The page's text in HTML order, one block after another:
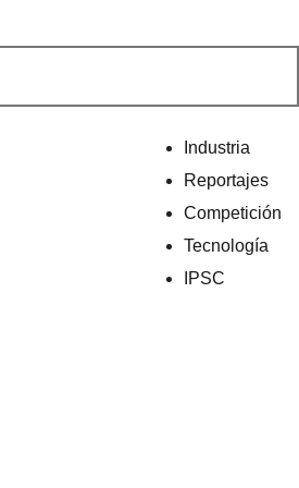
Industria
Reportajes
Competición
Tecnología
IPSC